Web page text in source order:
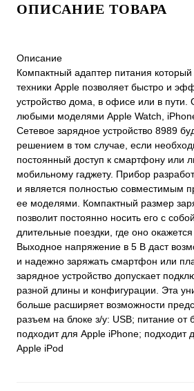
ОПИСАНИЕ ТОВАРА
Описание
Компактный адаптер питания
техники Apple позволяет быстро и
устройство дома, в офисе или в пути.
любыми моделями Apple Watch,
Сетевое зарядное устройство 8989
решением в том случае, если
постоянный доступ к смартфону или
мобильному гаджету. Прибор
и является полностью совместимым
ее моделями. Компактный размер
позволит постоянно носить его с
длительные поездки, где оно
Выходное напряжение в 5 В даст
и надежно заряжать смартфон или
зарядное устройство допускает
разной длины и конфигурации. Эта
больше расширяет возможности
разъем на блоке з/у: USB; питание от
подходит для Apple iPhone; подходит
Apple iPod